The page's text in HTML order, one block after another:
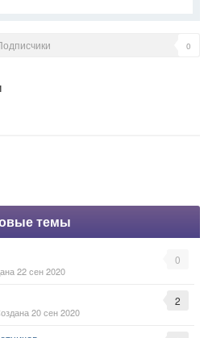
0
темы
0
22 сен 2020
2
20 сен 2020